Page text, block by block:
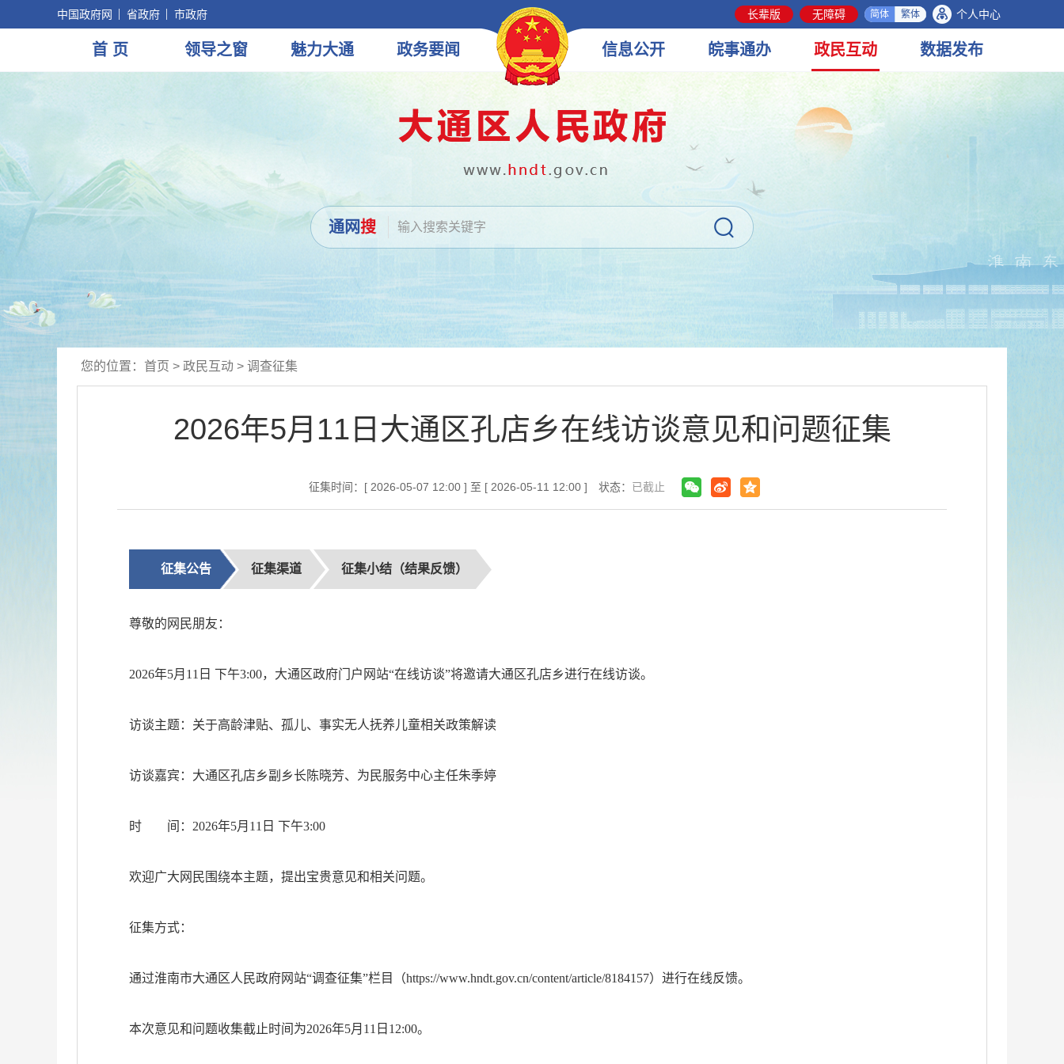
中国政府网 省政府 市政府 长辈版 无障碍 简体 繁体 个人中心
首 页 领导之窗 魅力大通 政务要闻 信息公开 皖事通办 政民互动 数据发布
通网搜
您的位置： 首页 > 政民互动 > 调查征集
2026年5月11日大通区孔店乡在线访谈意见和问题征集
征集时间：[ 2026-05-07 12:00 ] 至 [ 2026-05-11 12:00 ] 状态： 已截止
征集公告 征集渠道 征集小结（结果反馈）
尊敬的网民朋友：
2026年5月11日 下午3:00，大通区政府门户网站“在线访谈”将邀请大通区孔店乡进行在线访谈。
访谈主题：关于高龄津贴、孤儿、事实无人抚养儿童相关政策解读
访谈嘉宾：大通区孔店乡副乡长陈晓芳、为民服务中心主任朱季婷
时 间：2026年5月11日 下午3:00
欢迎广大网民围绕本主题，提出宝贵意见和相关问题。
征集方式：
通过淮南市大通区人民政府网站“调查征集”栏目（https://www.hndt.gov.cn/content/article/8184157）进行在线反馈。
本次意见和问题收集截止时间为2026年5月11日12:00。